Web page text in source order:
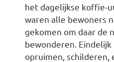
het dagelijkse koffie-
waren alle bewoners
gekomen om daar de
bewonderen. Eindelijk
opruimen, schilderen,